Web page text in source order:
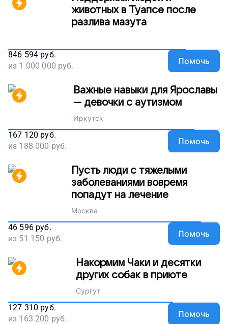
животных в Туапсе после
разлива мазута
846 594 руб.
из 1 000 000 руб. Помочь
Важные навыки для Ярославы
— девочки с аутизмом
Иркутск
167 120 руб.
из 188 000 руб. Помочь
Пусть люди с тяжелыми
заболеваниями вовремя
попадут на лечение
Москва
46 596 руб.
из 51 150 руб. Помочь
Накормим Чаки и десятки
других собак в приюте
Сургут
127 310 руб.
из 163 200 руб. Помочь